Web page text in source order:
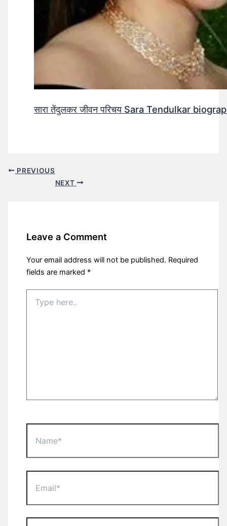
सारा तेंदुलकर जीवन परिचय Sara Tendulkar
PREVIOUS
NEXT
Leave a Comment
Your email address will not be published. Required
fields are marked *
here..